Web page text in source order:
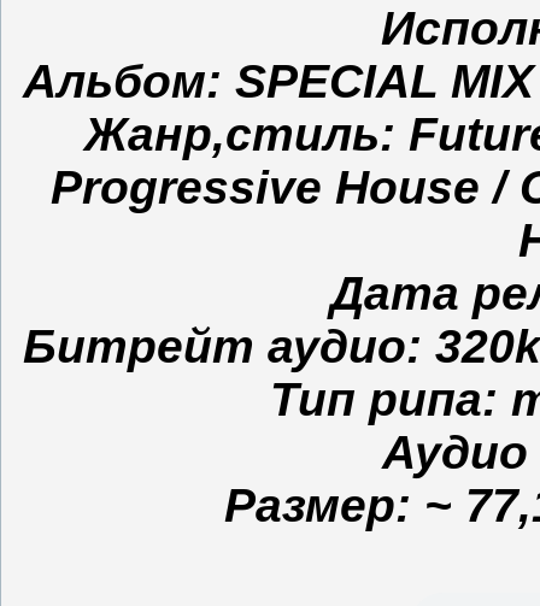
Альбом: SPECIAL
Жанр,стиль:
Progressive House /
Дата
Битрейт аудио:
Тип рипа:
Аудио
Размер: ~